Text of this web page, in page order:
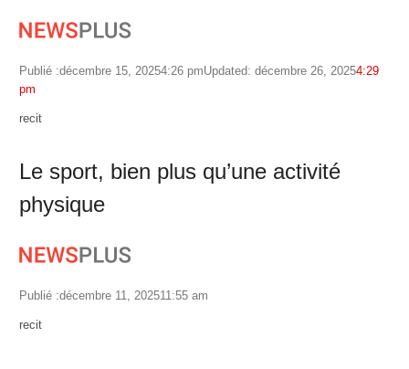
Publié :décembre 15, 20254:26 pmUpdated: décembre 26, 20254:29
pm
Author
recit
Le sport, bien plus qu’une activité
physique
Publié :décembre 11, 202511:55 am
Author
recit